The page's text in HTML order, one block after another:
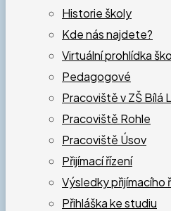
Historie školy
Kde nás najdete?
Virtuální prohlídka
Pedagogové
Pracoviště v ZŠ Bílá
Pracoviště Rohle
Pracoviště Úsov
Přijímací řízení
Výsledky přijímacího
Přihláška ke studiu